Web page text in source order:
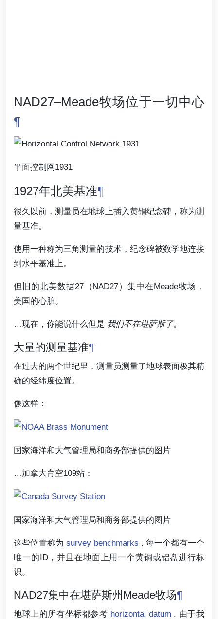
NAD27–Meade牧场位于一切中心
¶
平面控制网1931
1927年北美基准¶
很久以前，测量员在地球上插入黄铜纪念碑，称为测
量基准。
使用一种称为三角测量的技术，纪念碑被数学地连接
到水平基准上。
但旧的北美数据27（NAD27）集中在Meade牧场，
美国的心脏。
…现在，你能说什么但是 我们不在堪萨斯了。
大量的测量基准¶
在过去的两个世纪里，测量员测量了地球表面极其精
确的经纬度位置。
像这样：
国家海洋和大气管理局和商务部提供的图片
…加拿大育空109站：
国家海洋和大气管理局和商务部提供的图片
这些位置称为survey benchmarks . 每一个都有一个
唯一的ID，并且在地面上用一个黄铜或铝盘进行标
识。
NAD27集中在堪萨斯州Meade牧场¶
地球上的所有坐标都参考 horizontal datum . 由于我